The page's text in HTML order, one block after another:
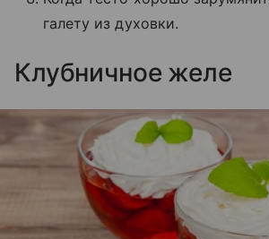
галету из духовки.
Клубничное желе